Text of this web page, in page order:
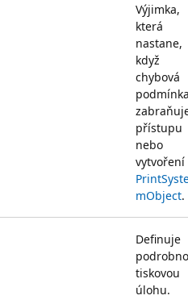
Výjimka,
která
nastane,
když
chybová
přístupu
nebo
vytvoření
mObject.
Definuje
tiskovou
úlohu.